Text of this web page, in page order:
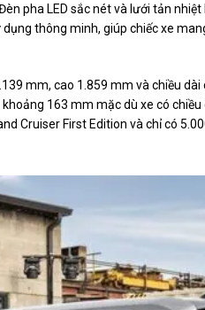
pha LED sắc nét và lưới tản
thông minh, giúp chiếc xe
mm, cao 1.859 mm và chiều
163 mm mặc dù xe có
Cruiser First Edition và chỉ có